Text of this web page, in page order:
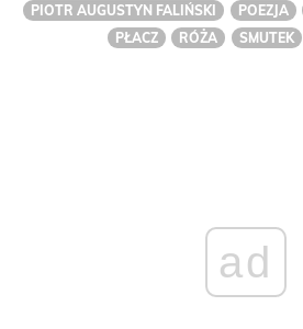
PIOTR AUGUSTYN FALIŃSKI POEZJA
PŁACZ
RÓŻA SMUTEK
ad